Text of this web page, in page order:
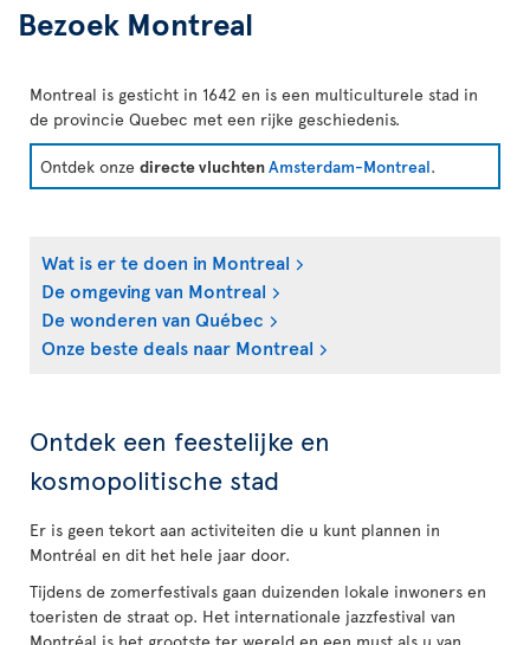
Bezoek Montreal
Montreal is gesticht in 1642 en is een multiculturele stad in
de provincie Quebec met een rijke geschiedenis.
Ontdek onze directe vluchtenAmsterdam-Montreal.
Wat is er te doen in Montreal
De omgeving van Montreal
De wonderen van Québec
Onze beste deals naar Montreal
Ontdek een feestelijke en
kosmopolitische stad
Er is geen tekort aan activiteiten die u kunt plannen in
Montréal en dit het hele jaar door.
Tijdens de zomerfestivals gaan duizenden lokale inwoners en
toeristen de straat op. Het internationale jazzfestival van